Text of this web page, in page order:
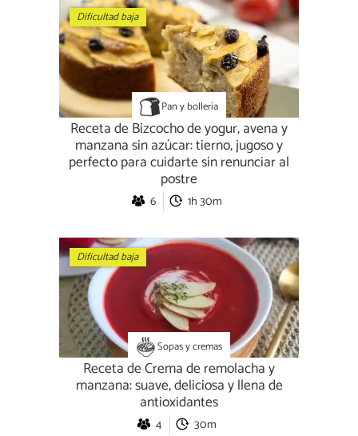
Dificultad baja
Pan y bollería
Receta de Bizcocho de yogur, avena y
manzana sin azúcar: tierno, jugoso y
perfecto para cuidarte sin renunciar al
postre
6 1h 30m
Dificultad baja
Sopas y cremas
Receta de Crema de remolacha y
manzana: suave, deliciosa y llena de
antioxidantes
4 30m